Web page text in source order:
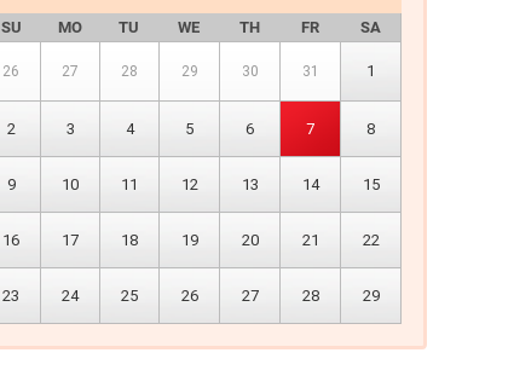
SU MO TU WE TH FR SA
26 27 28 29 30 31 1
2 3 4 5 6 7 8
9 10 11 12 13 14 15
16 17 18 19 20 21 22
23 24 25 26 27 28 29